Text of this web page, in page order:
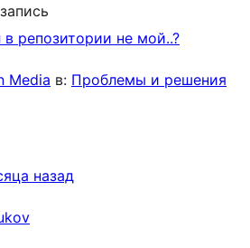
репозитории не мой..?
Media в: Проблемы и решения
назад